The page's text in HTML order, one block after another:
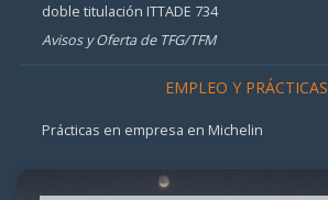
doble titulación ITTADE 734
Avisos y Oferta de TFG/TFM
EMPLEO Y PRÁCTICAS
Prácticas en empresa en Michelin